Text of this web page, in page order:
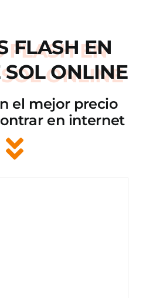
FLASH EN
SOL ONLINE
el mejor precio
en internet